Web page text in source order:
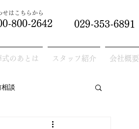
800-2642 029-353-6891
せはこちらから
式のあとは スタッフ紹介 会社概要
談